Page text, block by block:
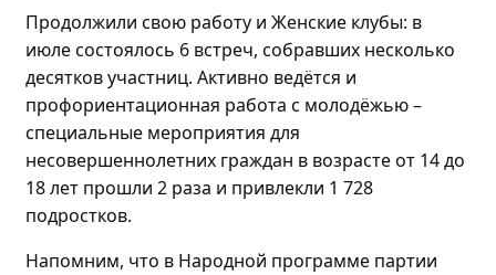
Продолжили свою работу и Женские клубы: в
июле состоялось 6 встреч, собравших несколько
десятков участниц. Активно ведётся и
профориентационная работа с молодёжью–
специальные мероприятия для
несовершеннолетних граждан в возрасте от 14 до
18 лет прошли 2 раза и привлекли 1 728
подростков.
Напомним, что в Народной программе партии